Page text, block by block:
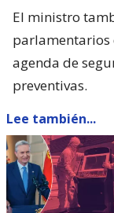
El ministro
parlamentarios
agenda de
preventivas.
Lee también...